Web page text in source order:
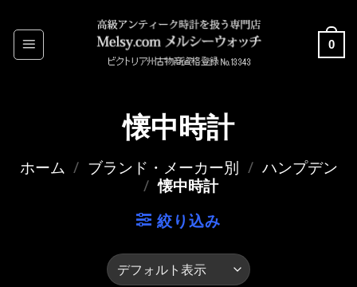
to
content
0
懐中時計
ホーム / ブランド・メーカー別 / ハンプデン
/ 懐中時計
絞り込み